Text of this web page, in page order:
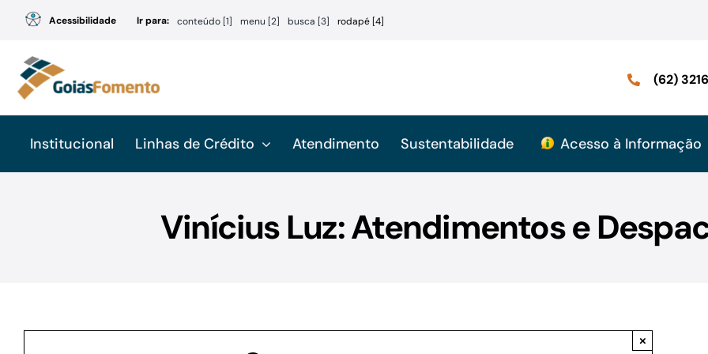
conteúdo
Acessibilidade Ir para: conteúdo [1] menu [2] busca [3] rodapé [4]
(62)
Institucional Linhas de Crédito Atendimento Sustentabilidade Acesso à Informação
Vinícius Luz: Atendimentos e
×